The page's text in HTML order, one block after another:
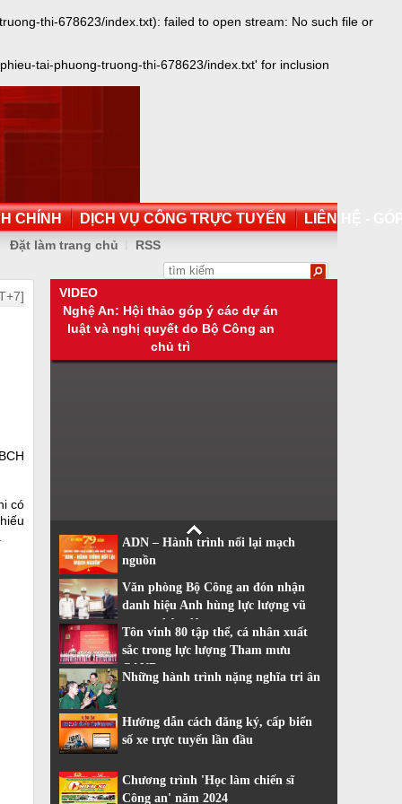
thi-678623/index.txt): failed to open stream: No such file or
tai-phuong-truong-thi-678623/index.txt' for inclusion
CHÍNH DỊCH VỤ CÔNG TRỰC TUYẾN LIÊN HỆ -
Đặt làm trang chủ RSS
có
VIDEO
Nghệ An: Hội thảo góp ý các dự án
luật và nghị quyết do Bộ Công an
chủ trì
ADN – Hành trình nối lại mạch
nguồn
Văn phòng Bộ Công an đón nhận
danh hiệu Anh hùng lực lượng vũ
trang nhân dân
Tôn vinh 80 tập thể, cá nhân xuất
sắc trong lực lượng Tham mưu
CAND
Những hành trình nặng nghĩa tri ân
Hướng dẫn cách đăng ký, cấp biển
số xe trực tuyến lần đầu
Chương trình 'Học làm chiến sĩ
Công an' năm 2024